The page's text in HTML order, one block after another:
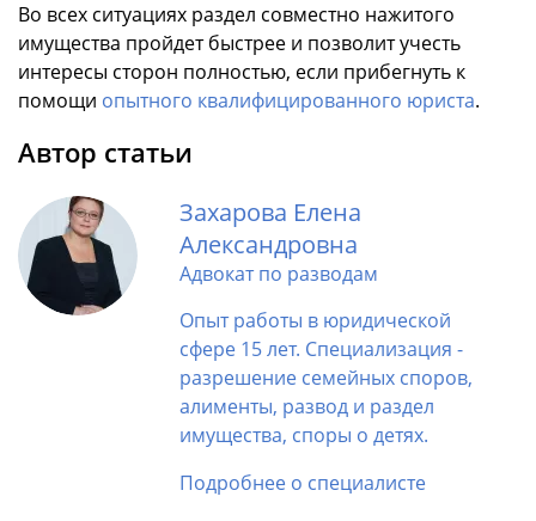
Во всех ситуациях раздел совместно нажитого
имущества пройдет быстрее и позволит учесть
интересы сторон полностью, если прибегнуть к
помощи опытного квалифицированного юриста.
Автор статьи
Захарова Елена
Александровна
Адвокат по разводам
Опыт работы в юридической
сфере 15 лет. Специализация -
разрешение семейных споров,
алименты, развод и раздел
имущества, споры о детях.
Подробнее о специалисте